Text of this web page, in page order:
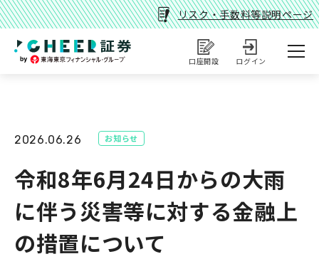
リスク・手数料等説明ページ
口座開設 ログイン
2026.06.26 お知らせ
令和8年6月24日からの大雨
に伴う災害等に対する金融上
の措置について